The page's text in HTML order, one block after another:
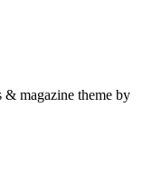
& magazine theme by